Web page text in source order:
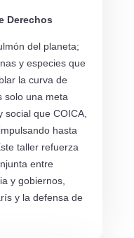
Derechos
del planeta;
y especies que
la curva de
solo una meta
social que COICA,
hasta
taller refuerza
entre
y gobiernos,
y la defensa de